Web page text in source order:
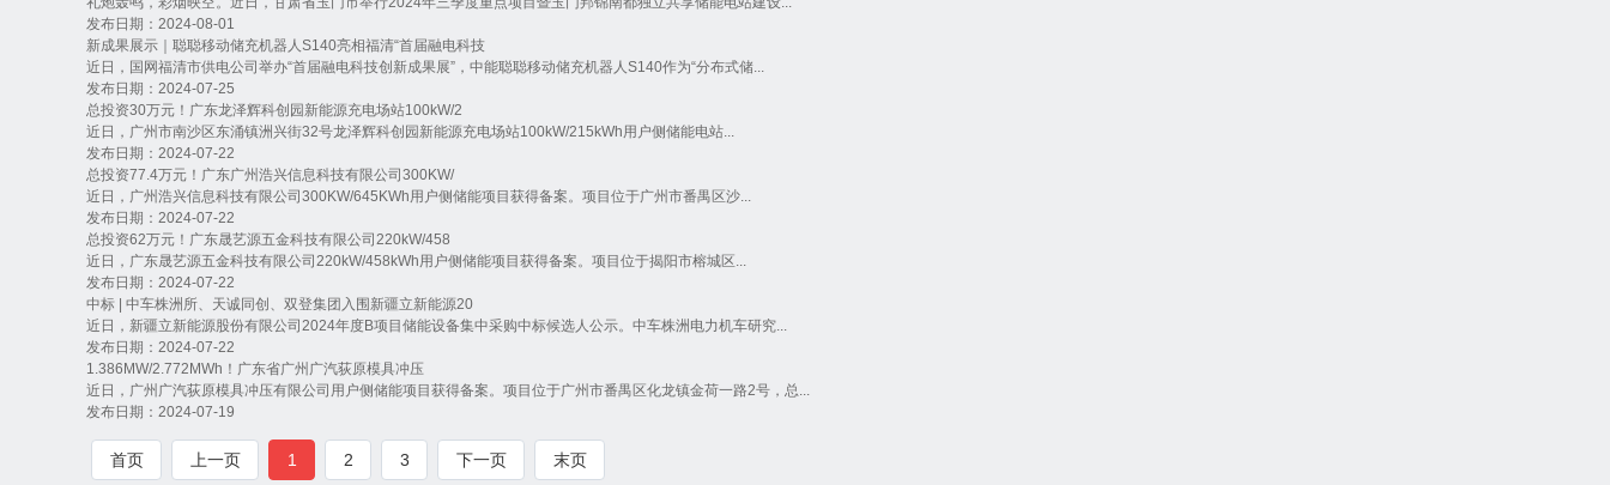
发布日期：2024-08-01
新成果展示｜聪聪移动储充机器人S140亮相福清“首届融电科技
近日，国网福清市供电公司举办“首届融电科技创新成果展”，中能聪聪移动储充机器人S140作为“分布式储...
发布日期：2024-07-25
总投资30万元！广东龙泽辉科创园新能源充电场站100kW/2
近日，广州市南沙区东涌镇洲兴街32号龙泽辉科创园新能源充电场站100kW/215kWh用户侧储能电站...
发布日期：2024-07-22
总投资77.4万元！广东广州浩兴信息科技有限公司300KW/
近日，广州浩兴信息科技有限公司300KW/645KWh用户侧储能项目获得备案。项目位于广州市番禺区沙...
发布日期：2024-07-22
总投资62万元！广东晟艺源五金科技有限公司220kW/458
近日，广东晟艺源五金科技有限公司220kW/458kWh用户侧储能项目获得备案。项目位于揭阳市榕城区...
发布日期：2024-07-22
中标 | 中车株洲所、天诚同创、双登集团入围新疆立新能源20
近日，新疆立新能源股份有限公司2024年度B项目储能设备集中采购中标候选人公示。中车株洲电力机车研究...
发布日期：2024-07-22
1.386MW/2.772MWh！广东省广州广汽荻原模具冲压
近日，广州广汽荻原模具冲压有限公司用户侧储能项目获得备案。项目位于广州市番禺区化龙镇金荷一路2号，总...
发布日期：2024-07-19
首页 上一页 1 2 3 下一页 末页